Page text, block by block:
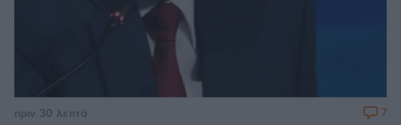
πριν 30 λεπτά 7